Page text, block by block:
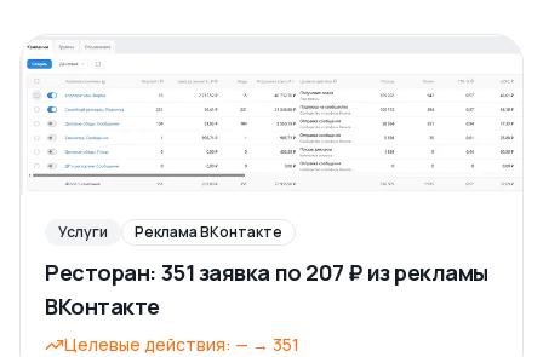
Услуги Реклама ВКонтакте
Ресторан: 351 заявка по 207 ₽ из рекламы
ВКонтакте
Целевые действия: — → 351